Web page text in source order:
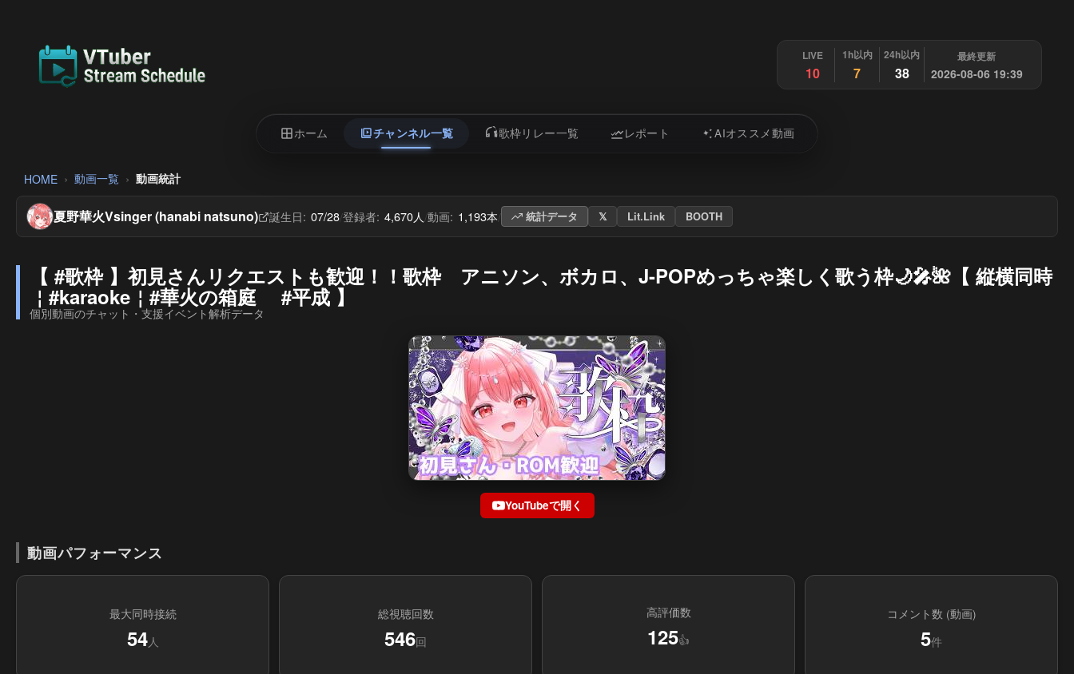
LIVE
10
1h以内
7
24h以内
38
最終更新
2026-08-06 19:39
ホーム チャンネル一覧 歌枠リレー一覧 レポート AIオススメ動画
HOME 動画一覧 動画統計
夏野華火Vsinger (hanabi natsuno) 誕生日: 07/28/登録者: 4,670人/動画: 1,193本/ 統計データ 𝕏 Lit.Link BOOTH
【 #歌枠 】初見さんリクエストも歓迎！！歌枠 アニソン、ボカロ、J-POPめっちゃ楽しく歌う枠🌙🎤🌺【 縦横同時
￤#karaoke￤#華火の箱庭 #平成 】
個別動画のチャット・支援イベント解析データ
YouTubeで開く
動画パフォーマンス
最大同時接続
54人
総視聴回数
546回
高評価数
125👍
コメント数 (動画)
5件